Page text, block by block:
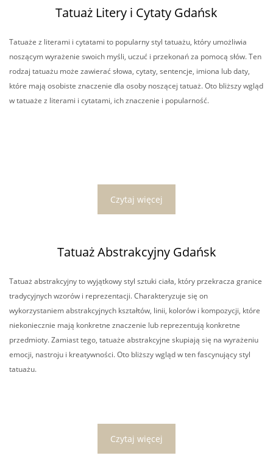
Tatuaż Litery i Cytaty Gdańsk
Tatuaże z literami i cytatami to popularny styl tatuażu, który umożliwia
noszącym wyrażenie swoich myśli, uczuć i przekonań za pomocą słów. Ten
rodzaj tatuażu może zawierać słowa, cytaty, sentencje, imiona lub daty,
które mają osobiste znaczenie dla osoby noszącej tatuaż. Oto bliższy wgląd
w tatuaże z literami i cytatami, ich znaczenie i popularność.
Czytaj więcej
Tatuaż Abstrakcyjny Gdańsk
Tatuaż abstrakcyjny to wyjątkowy styl sztuki ciała, który przekracza granice
tradycyjnych wzorów i reprezentacji. Charakteryzuje się on
wykorzystaniem abstrakcyjnych kształtów, linii, kolorów i kompozycji, które
niekoniecznie mają konkretne znaczenie lub reprezentują konkretne
przedmioty. Zamiast tego, tatuaże abstrakcyjne skupiają się na wyrażeniu
emocji, nastroju i kreatywności. Oto bliższy wgląd w ten fascynujący styl
tatuażu.
Czytaj więcej